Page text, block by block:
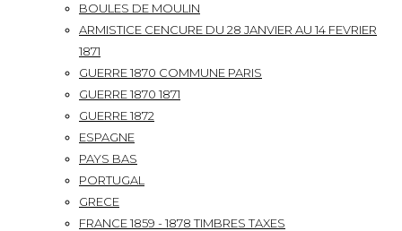
BOULES DE MOULIN
ARMISTICE CENCURE DU 28 JANVIER AU 14 FEVRIER
1871
GUERRE 1870 COMMUNE PARIS
GUERRE 1870 1871
GUERRE 1872
ESPAGNE
PAYS BAS
PORTUGAL
GRECE
FRANCE 1859 - 1878 TIMBRES TAXES